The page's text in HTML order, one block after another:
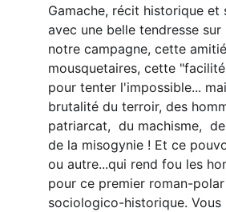
Gamache, récit historique et
avec une belle tendresse sur
notre campagne, cette
mousquetaires, cette
pour tenter l'impossible...
brutalité du terroir, des
patriarcat,  du machisme,
de la misogynie ! Et ce
ou autre...qui rend fou les
pour ce premier roman-
sociologico-historique. Vous